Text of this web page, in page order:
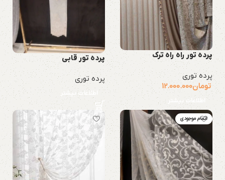
پرده تور راه راه ترک
پرده توری
تومان12.000.000
اطلاعات بیشتر
پرده تور قابی
پرده توری
اطلاعات بیشتر
اتمام موجودی